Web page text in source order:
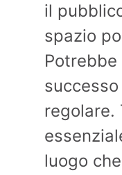
il
spazio
regolare.
luogo